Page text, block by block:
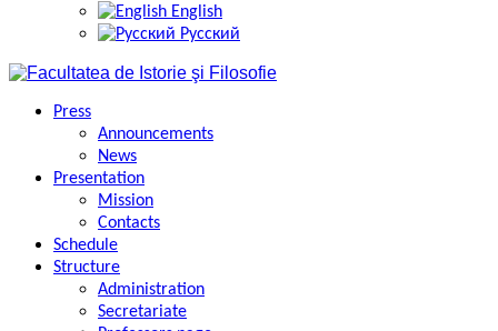
English
Русский
Press
Announcements
News
Presentation
Mission
Contacts
Schedule
Structure
Administration
Secretariate